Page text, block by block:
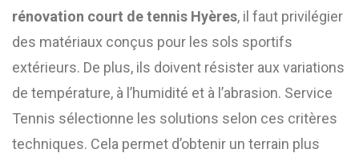
rénovation court de tennis Hyères, il faut privilégier
des matériaux conçus pour les sols sportifs
extérieurs. De plus, ils doivent résister aux variations
de température, à l’humidité et à l’abrasion. Service
Tennis sélectionne les solutions selon ces critères
techniques. Cela permet d’obtenir un terrain plus